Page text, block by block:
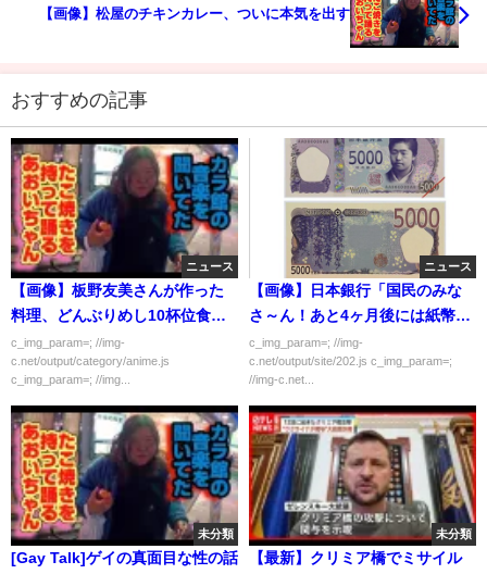
【画像】松屋のチキンカレー、ついに本気を出す
おすすめの記事
ニュース
【画像】板野友美さんが作った
料理、どんぶりめし10杯位食べ
れそう
c_img_param=; //img-
c.net/output/category/anime.js
c_img_param=; //img...
ニュース
【画像】日本銀行「国民のみな
さ～ん！あと4ヶ月後には紙幣は
みんなこれになってますよ！」
c_img_param=; //img-
c.net/output/site/202.js c_img_param=;
//img-c.net...
未分類
[Gay Talk]ゲイの真面目な性の話
未分類
【最新】クリミア橋でミサイル